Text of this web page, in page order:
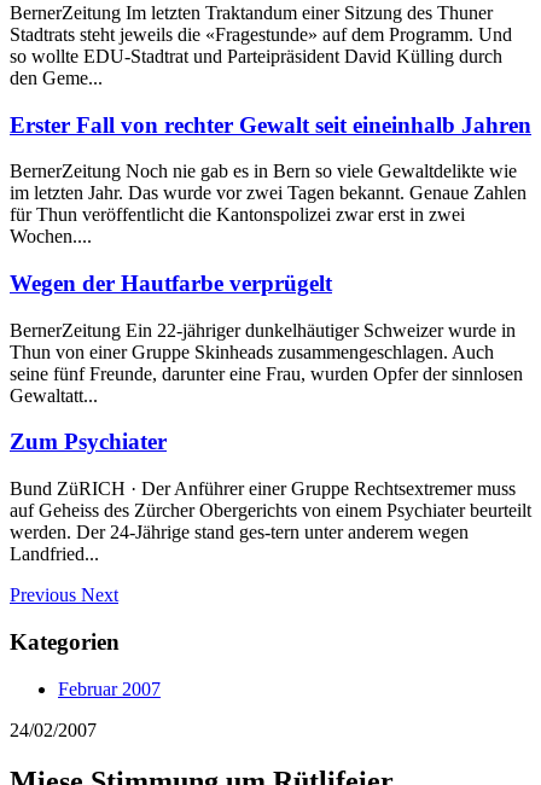
BernerZeitung Im letzten Traktandum einer Sitzung des Thuner
Stadtrats steht jeweils die «Fragestunde» auf dem Programm. Und
so wollte EDU-Stadtrat und Parteipräsident David Külling durch
den Geme...
Erster Fall von rechter Gewalt seit eineinhalb Jahren
BernerZeitung Noch nie gab es in Bern so viele Gewaltdelikte wie
im letzten Jahr. Das wurde vor zwei Tagen bekannt. Genaue Zahlen
für Thun veröffentlicht die Kantonspolizei zwar erst in zwei
Wochen....
Wegen der Hautfarbe verprügelt
BernerZeitung Ein 22-jähriger dunkelhäutiger Schweizer wurde in
Thun von einer Gruppe Skinheads zusammengeschlagen. Auch
seine fünf Freunde, darunter eine Frau, wurden Opfer der sinnlosen
Gewaltatt...
Zum Psychiater
Bund ZüRICH · Der Anführer einer Gruppe Rechtsextremer muss
auf Geheiss des Zürcher Obergerichts von einem Psychiater beurteilt
werden. Der 24-Jährige stand ges-tern unter anderem wegen
Landfried...
Previous Next
Kategorien
Februar 2007
24/02/2007